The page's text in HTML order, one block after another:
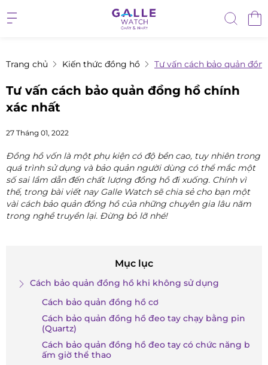
Trang chủ Kiến thức đồng hồ Tư vấn cách bảo quản
Tư vấn cách bảo quản đồng hồ chính
xác nhất
27 Tháng 01, 2022
Đồng hồ vốn là một phụ kiện có độ bền cao, tuy nhiên trong
quá trình sử dụng và bảo quản người dùng có thể mắc một
số sai lầm dẫn đến chất lượng đồng hồ đi xuống. Chính vì
thế, trong bài viết nay Galle Watch sẽ chia sẻ cho bạn một
vài cách bảo quản đồng hồ của những chuyên gia lâu năm
trong nghề truyền lại. Đừng bỏ lỡ nhé!
Mục lục
Cách bảo quản đồng hồ khi không sử dụng
Cách bảo quản đồng hồ cơ
Cách bảo quản đồng hồ đeo tay chạy bằng pin
(Quartz)
Cách bảo quản đồng hồ đeo tay có chức năng b
ấm giờ thể thao